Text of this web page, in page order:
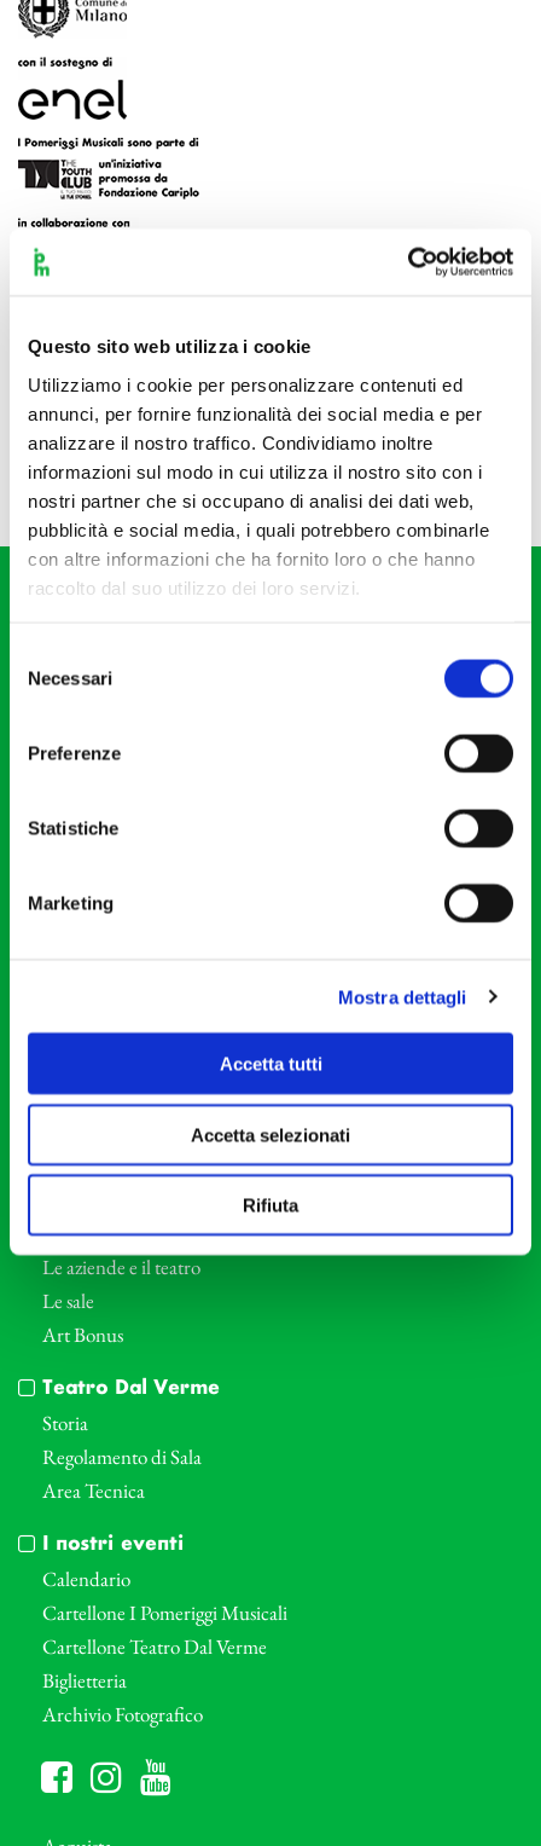
Questo sito web utilizza i cookie
Utilizziamo i cookie per personalizzare contenuti ed
annunci, per fornire funzionalità dei social media e per
analizzare il nostro traffico. Condividiamo inoltre
informazioni sul modo in cui utilizza il nostro sito con i
nostri partner che si occupano di analisi dei dati web,
pubblicità e social media, i quali potrebbero combinarle
con altre informazioni che ha fornito loro o che hanno
raccolto dal suo utilizzo dei loro servizi.
delNecessari
Preferenze
Statistiche
Marketing
Mostra dettagli
Accetta tutti
Accetta selezionati
Rifiuta
Via S. Giovanni sul Muro, 2
Cod. Fisc. 80078650159
Orchestra I Pomeriggi Musicali
Direttore Artistico
Professori d’Orchestra
Eventi Corporate
Le aziende e il teatro
Le sale
Art Bonus
Teatro Dal Verme
Storia
Regolamento di Sala
Area Tecnica
I nostri eventi
Calendario
Cartellone I Pomeriggi Musicali
Cartellone Teatro Dal Verme
Biglietteria
Archivio Fotografico